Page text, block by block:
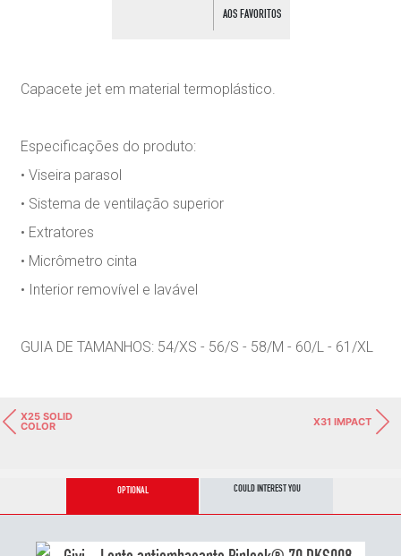
AOS FAVORITOS
Capacete jet em material termoplástico.
Especificações do produto:
• Viseira parasol
• Sistema de ventilação superior
• Extratores
• Micrômetro cinta
• Interior removível e lavável
GUIA DE TAMANHOS: 54/XS - 56/S - 58/M - 60/L - 61/XL
X25 SOLID
COLOR X31 IMPACT
OPTIONAL COULD INTEREST YOU